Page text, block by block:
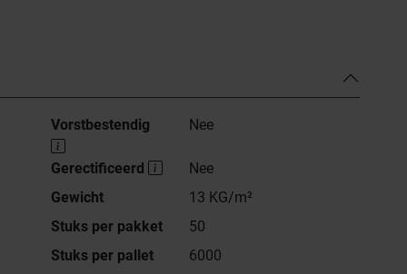
Vorstbestendig Nee
Gerectificeerd
Nee
Gewicht
13 KG/m²
Stuks per pakket
50
Stuks per pallet
6000